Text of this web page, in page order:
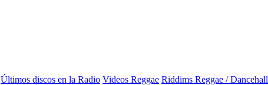
Últimos discos en la Radio Videos Reggae Riddims Reggae / Dancehall